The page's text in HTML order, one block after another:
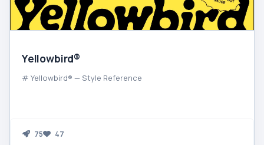
Yellowbird®
# Yellowbird® — Style Reference
75 47